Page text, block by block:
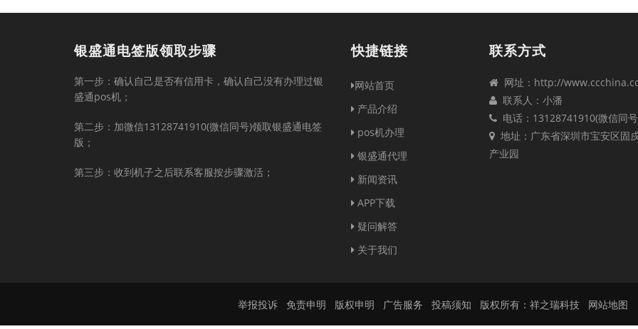
银盛通电签版领取步骤
第一步：确认自己是否有信用卡，确认自己没有办理过银
盛通pos机；
第二步：加微信13128741910(微信同号)领取银盛通电签
版；
第三步：收到机子之后联系客服按步骤激活；
快捷链接
网站首页
产品介绍
pos机办理
银盛通代理
新闻资讯
APP下载
疑问解答
关于我们
联系方式
网址：http://
联系人：小潘
电话：13128741910(微信同
地址：广东省深圳市宝安区固
产业园
举报投诉 免责申明 版权申明 广告服务 投稿须知 版权所有：祥之瑞科技 网站地图